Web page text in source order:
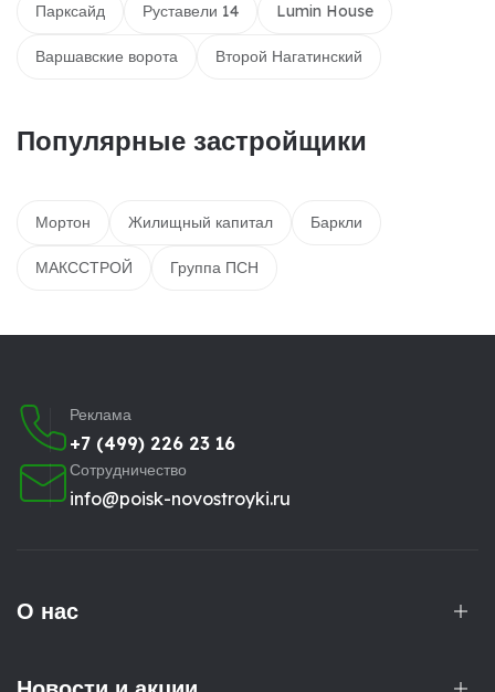
Парксайд Руставели 14 Lumin House
Варшавские ворота Второй Нагатинский
Популярные застройщики
Мортон Жилищный капитал Баркли
МАКССТРОЙ Группа ПСН
Реклама
+7 (499) 226 23 16
Сотрудничество
info@poisk-novostroyki.ru
О нас